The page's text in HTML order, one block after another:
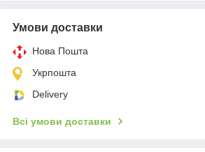
Умови доставки
Нова Пошта
Укрпошта
Delivery
Всі умови доставки